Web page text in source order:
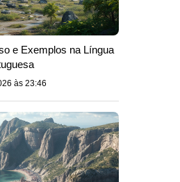
e Exemplos na Língua
às 23:46